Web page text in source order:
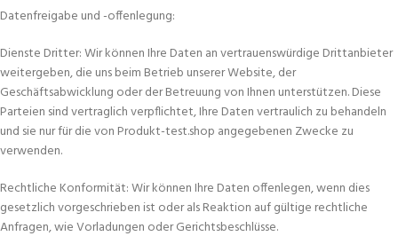
Datenfreigabe und -offenlegung:
Dienste Dritter: Wir können Ihre Daten an vertrauenswürdige Drittanbieter
weitergeben, die uns beim Betrieb unserer Website, der
Geschäftsabwicklung oder der Betreuung von Ihnen unterstützen. Diese
Parteien sind vertraglich verpflichtet, Ihre Daten vertraulich zu behandeln
und sie nur für die von Produkt-test.shop angegebenen Zwecke zu
verwenden.
Rechtliche Konformität: Wir können Ihre Daten offenlegen, wenn dies
gesetzlich vorgeschrieben ist oder als Reaktion auf gültige rechtliche
Anfragen, wie Vorladungen oder Gerichtsbeschlüsse.